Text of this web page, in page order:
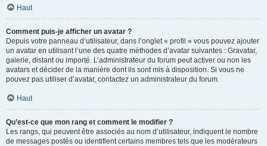
Haut
Comment puis-je afficher un avatar ?
Depuis votre panneau d’utilisateur, dans l’onglet « profil » vous pouvez ajouter
un avatar en utilisant l’une des quatre méthodes d’avatar suivantes : Gravatar,
galerie, distant ou importé. L’administrateur du forum peut activer ou non les
avatars et décider de la manière dont ils sont mis à disposition. Si vous ne
pouvez pas utiliser d’avatar, contactez un administrateur du forum.
Haut
Qu’est-ce que mon rang et comment le modifier ?
Les rangs, qui peuvent être associés au nom d’utilisateur, indiquent le nombre
de messages postés ou identifient certains membres tels que les modérateurs